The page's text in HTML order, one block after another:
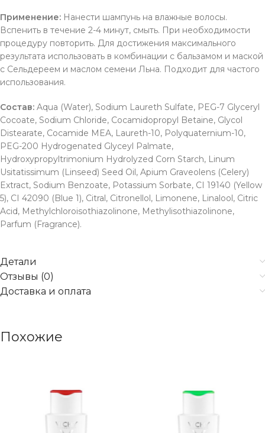
Применение: Нанести шампунь на влажные волосы.
Вспенить в течение 2-4 минут, смыть. При необходимости
процедуру повторить. Для достижения максимального
результата использовать в комбинации с бальзамом и маской
с Сельдереем и маслом семени Льна. Подходит для частого
использования.
Состав: Aqua (Water), Sodium Laureth Sulfate, PEG-7 Glyceryl
Cocoate, Sodium Chloride, Cocamidopropyl Betaine, Glycol
Distearate, Cocamide MEA, Laureth-10, Polyquaternium-10,
PEG-200 Hydrogenated Glyceyl Palmate,
Hydroxypropyltrimonium Hydrolyzed Corn Starch, Linum
Usitatissimum (Linseed) Seed Oil, Apium Graveolens (Celery)
Extract, Sodium Benzoate, Potassium Sorbate, CI 19140 (Yellow
5), CI 42090 (Blue 1), Citral, Citronellol, Limonene, Linalool, Citric
Acid, Methylchloroisothiazolinone, Methylisothiazolinone,
Parfum (Fragrance).
Детали
Отзывы (0)
Доставка и оплата
Похожие